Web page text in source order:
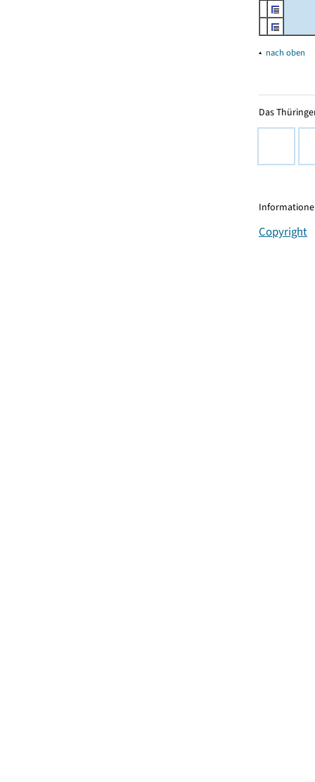
▴ nach oben
Das
Copyright